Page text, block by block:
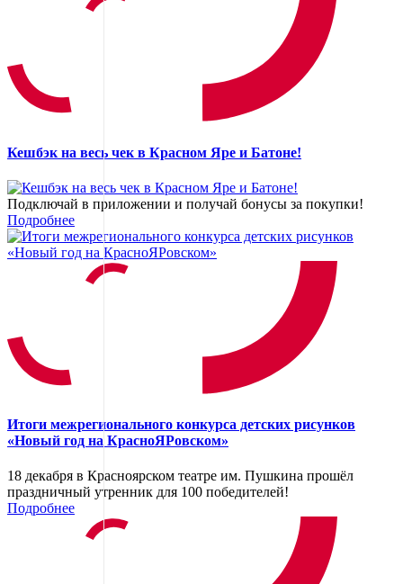
Кешбэк на весь чек в Красном Яре и Батоне!
Подключай в приложении и получай бонусы за покупки!
Подробнее
Итоги межрегионального конкурса детских рисунков
«Новый год на КрасноЯРовском»
18 декабря в Красноярском театре им. Пушкина прошёл
праздничный утренник для 100 победителей!
Подробнее